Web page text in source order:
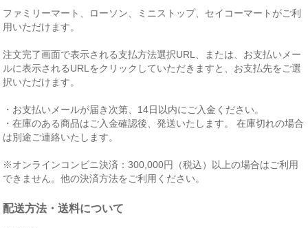
ファミリーマート、ローソン、ミニストップ、セイコーマートがご利
用いただけます。
注文完了画面で表示される支払方法選択URL、または、お支払いメー
ルに表示されるURLをクリックしていただきますと、お支払先をご選
択いただけます。
・お支払いメールが届き次第、14日以内にご入金ください。
・在庫のある商品はご入金確認後、発送いたします。 在庫切れの場合
は別途ご連絡いたします。
※オンラインコンビニ決済：300,000円（税込）以上の場合はご利用
できません。他の決済方法をご利用ください。
配送方法・送料について